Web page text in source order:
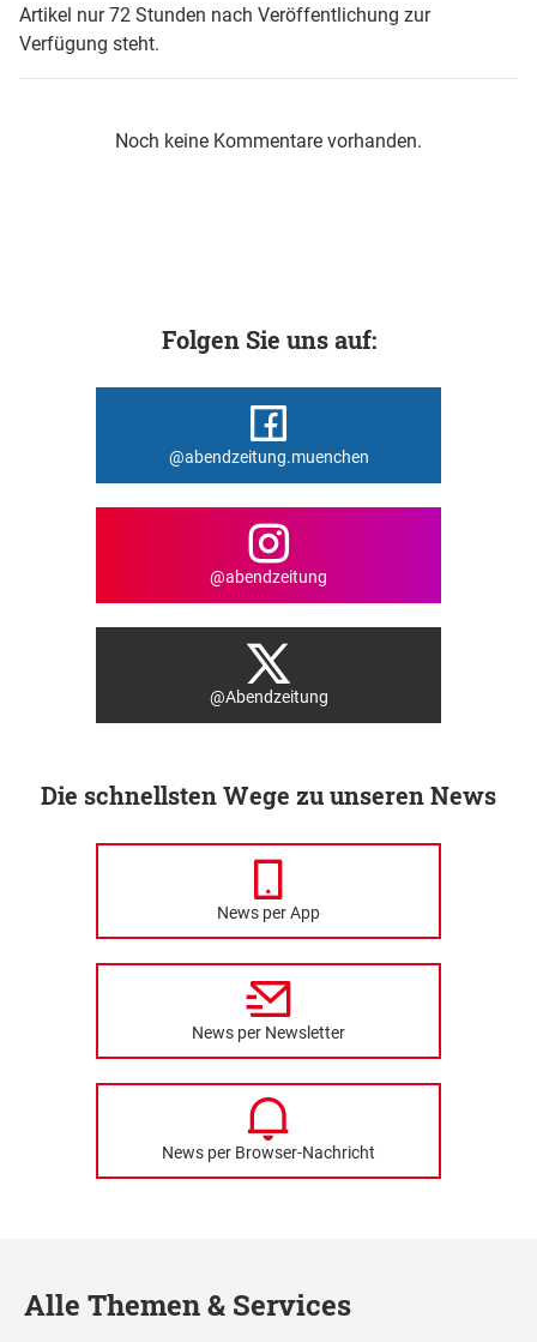
Artikel nur 72 Stunden nach Veröffentlichung zur
Verfügung steht.
Noch keine Kommentare vorhanden.
Folgen Sie uns auf:
@abendzeitung.muenchen
@abendzeitung
@Abendzeitung
Die schnellsten Wege zu unseren News
News per App
News per Newsletter
News per Browser-Nachricht
Alle Themen & Services